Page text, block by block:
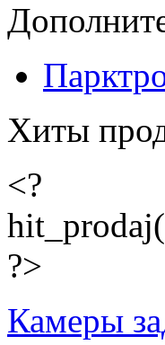
Хиты
<?
?>
Камеры